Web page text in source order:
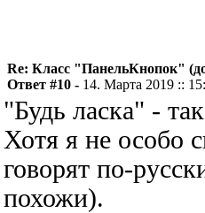
Re: Класс "ПанельКнопок"
Ответ #10 - 14. Марта 2019 ::
"Будь ласка" -
Хотя я не особо
говорят по-
похожи).